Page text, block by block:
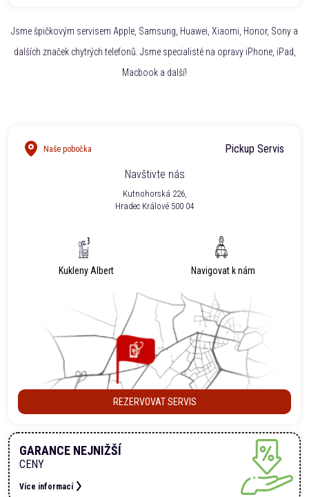
Jsme špičkovým servisem Apple, Samsung, Huawei, Xiaomi, Honor, Sony a
dalších značek chytrých telefonů. Jsme specialisté na opravy iPhone, iPad,
Macbook a další!
Naše pobočka
Pickup Servis
Navštivte nás
Kutnohorská 226,
Hradec Králové 500 04
Kukleny Albert Navigovat k nám
REZERVOVAT SERVIS
GARANCE NEJNIŽŠÍ
CENY
Více informací